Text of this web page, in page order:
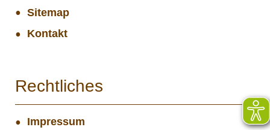
Sitemap
Kontakt
Rechtliches
Impressum